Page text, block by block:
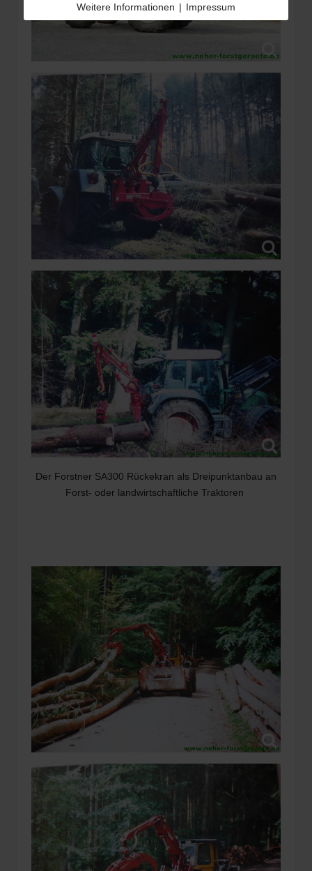
Der Forstner SA300 Rückekran als Dreipunktanbau an
Forst- oder landwirtschaftliche Traktoren
Weitere Informationen | Impressum